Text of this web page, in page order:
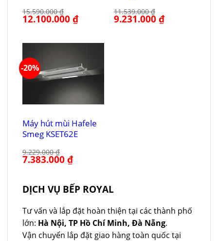
15.590.000₫
Giá
gốc
12.100.000₫Giá
hiện
12.100.000 ₫.
11.539.000₫
Giá
gốc
9.231.000₫Giá
hiện
-20%
Máy hút mùi Hafele
Smeg KSET62E
9.229.000₫
Giá
gốc
7.383.000₫Giá
hiện
7.383.000 ₫.
DỊCH VỤ BẾP ROYAL
Tư vấn và lắp đặt hoàn thiện tại các thành phố
lớn: Hà Nội, TP Hồ Chí Minh, Đà Nẵng.
Vận chuyển lắp đặt giao hàng toàn quốc tại